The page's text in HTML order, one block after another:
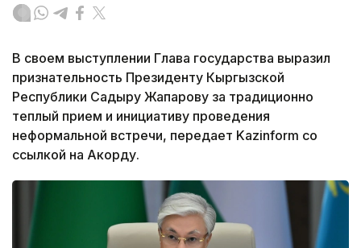
В своем выступлении Глава государства выразил
признательность Президенту Кыргызской
Республики Садыру Жапарову за традиционно
теплый прием и инициативу проведения
неформальной встречи, передает Kazinform со
ссылкой на Акорду.